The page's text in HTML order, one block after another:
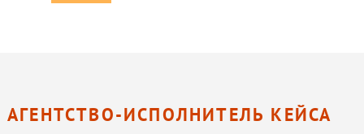
АГЕНТСТВО-ИСПОЛНИТЕЛЬ КЕЙСА